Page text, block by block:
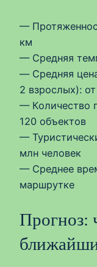
—
км
— Средняя
— Средняя
2 взрослых):
— Количество
120 объектов
—
млн человек
— Среднее
маршрутке
Прогноз: